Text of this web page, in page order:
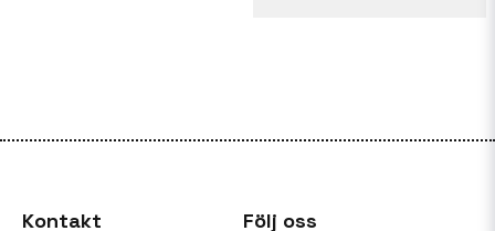
Kontakt Följ oss